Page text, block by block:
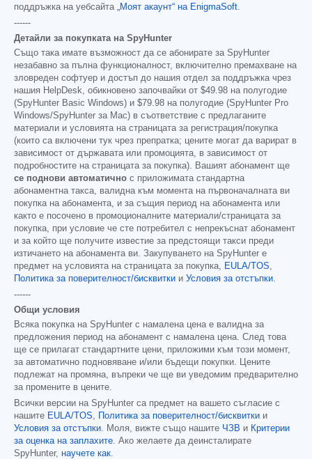
поддръжка на уебсайта „Моят акаунт“ на EnigmaSoft.
------
Детайли за покупката на SpyHunter
Също така имате възможност да се абонирате за SpyHunter
незабавно за пълна функционалност, включително премахване на
зловреден софтуер и достъп до нашия отдел за поддръжка чрез
нашия HelpDesk, обикновено започвайки от $49.98 на полугодие
(SpyHunter Basic Windows) и $79.98 на полугодие (SpyHunter Pro
Windows/SpyHunter за Mac) в съответствие с предлаганите
материали и условията на страницата за регистрация/покупка
(които са включени тук чрез препратка; цените могат да варират в
зависимост от държавата или промоцията, в зависимост от
подробностите на страницата за покупка). Вашият абонамент ще
се поднови автоматично с приложимата стандартна
абонаментна такса, валидна към момента на първоначалната ви
покупка на абонамента, и за същия период на абонамента или
както е посочено в промоционалните материали/страницата за
покупка, при условие че сте потребител с непрекъснат абонамент
и за който ще получите известие за предстоящи такси преди
изтичането на абонамента ви. Закупуването на SpyHunter е
предмет на условията на страницата за покупка, EULA/TOS,
Политика за поверителност/бисквитки и Условия за отстъпки.
------
Общи условия
Всяка покупка на SpyHunter с намалена цена е валидна за
предложения период на абонамент с намалена цена. След това
ще се прилагат стандартните цени, приложими към този момент,
за автоматично подновяване и/или бъдещи покупки. Цените
подлежат на промяна, въпреки че ще ви уведомим предварително
за промените в цените.
Всички версии на SpyHunter са предмет на вашето съгласие с
нашите EULA/TOS, Политика за поверителност/бисквитки и
Условия за отстъпки. Моля, вижте също нашите ЧЗВ и Критерии
за оценка на заплахите. Ако желаете да деинсталирате
SpyHunter, научете как.